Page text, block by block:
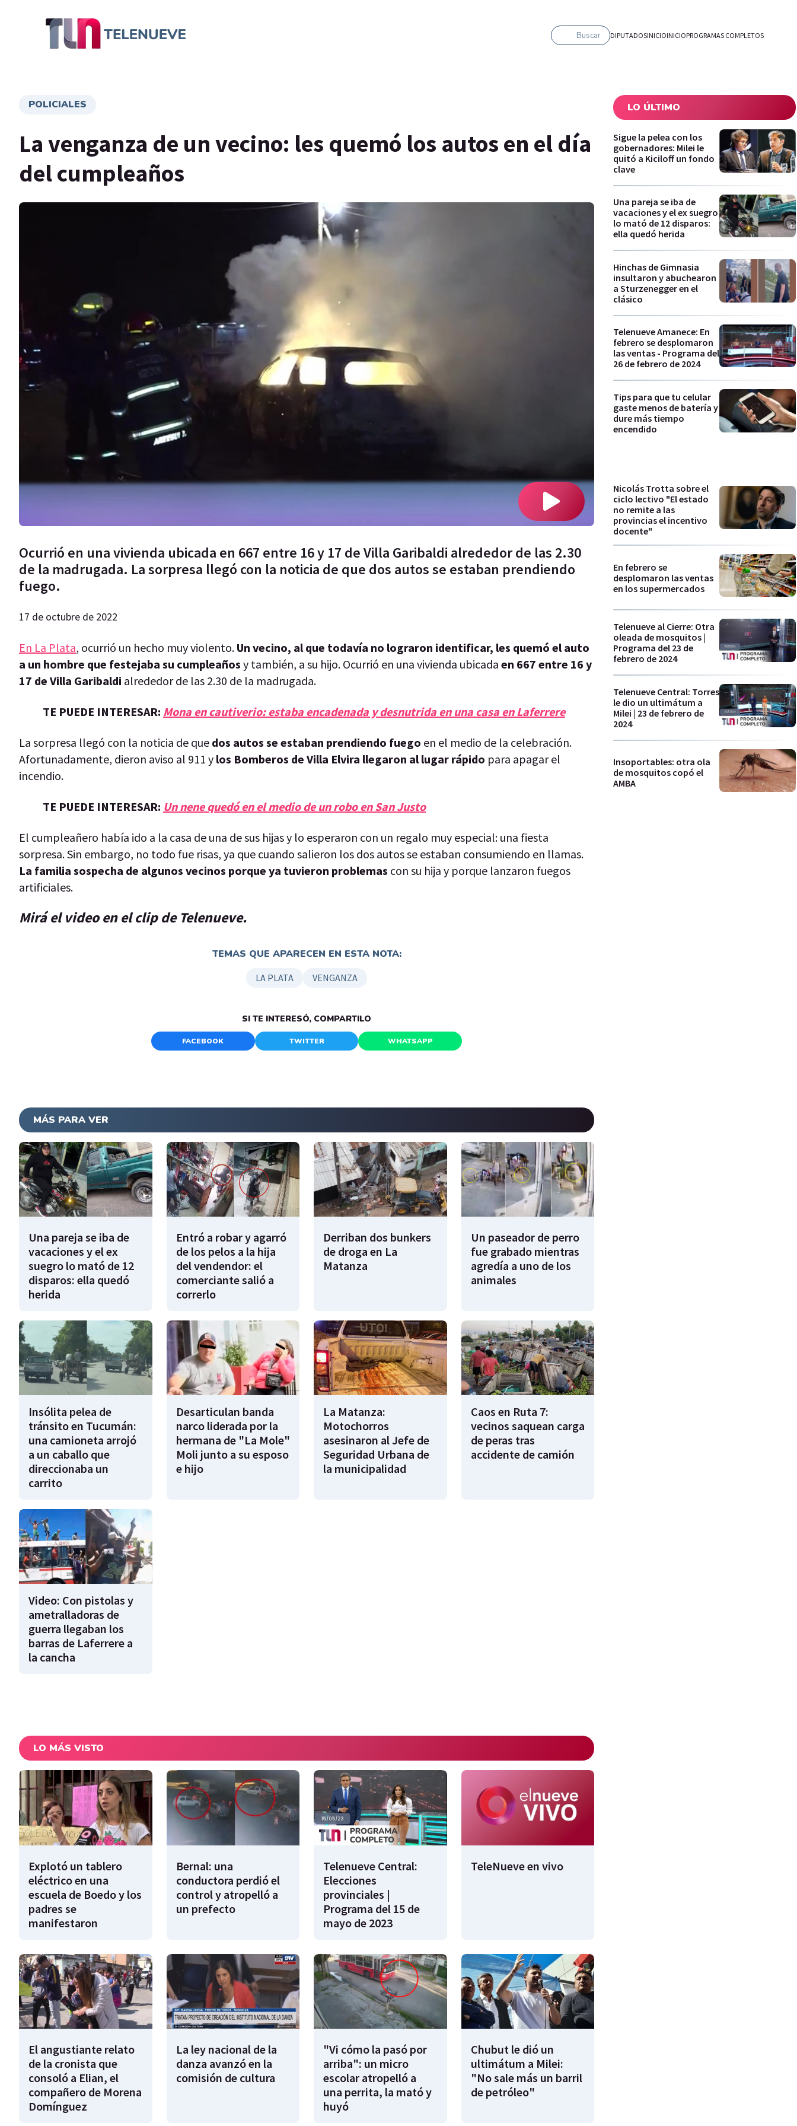
Buscar DIPUTADOSINICIOINICIOPROGRAMAS COMPLETOS
POLICIALES
La venganza de un vecino: les quemó los autos en el día
del cumpleaños
Ocurrió en una vivienda ubicada en 667 entre 16 y 17 de Villa Garibaldi alrededor de las 2.30
de la madrugada. La sorpresa llegó con la noticia de que dos autos se estaban prendiendo
fuego.
17 de octubre de 2022
En La Plata, ocurrió un hecho muy violento. Un vecino, al que todavía no lograron identificar, les quemó el auto
a un hombre que festejaba su cumpleaños y también, a su hijo. Ocurrió en una vivienda ubicada en 667 entre 16 y
17 de Villa Garibaldi alrededor de las 2.30 de la madrugada.
TE PUEDE INTERESAR: Mona en cautiverio: estaba encadenada y desnutrida en una casa en Laferrere
La sorpresa llegó con la noticia de que dos autos se estaban prendiendo fuego en el medio de la celebración.
Afortunadamente, dieron aviso al 911 y los Bomberos de Villa Elvira llegaron al lugar rápido para apagar el
incendio.
TE PUEDE INTERESAR: Un nene quedó en el medio de un robo en San Justo
El cumpleañero había ido a la casa de una de sus hijas y lo esperaron con un regalo muy especial: una fiesta
sorpresa. Sin embargo, no todo fue risas, ya que cuando salieron los dos autos se estaban consumiendo en llamas.
La familia sospecha de algunos vecinos porque ya tuvieron problemas con su hija y porque lanzaron fuegos
artificiales.
Mirá el video en el clip de Telenueve.
TEMAS QUE APARECEN EN ESTA NOTA:
LA PLATA VENGANZA
SI TE INTERESÓ, COMPARTILO
FACEBOOK TWITTER WHATSAPP
MÁS PARA VER
Una pareja se iba de
vacaciones y el ex
suegro lo mató de 12
disparos: ella quedó
herida
Entró a robar y agarró
de los pelos a la hija
del vendendor: el
comerciante salió a
correrlo
Derriban dos bunkers
de droga en La
Matanza
Un paseador de perro
fue grabado mientras
agredía a uno de los
animales
Insólita pelea de
tránsito en Tucumán:
una camioneta arrojó
a un caballo que
direccionaba un
carrito
Desarticulan banda
narco liderada por la
hermana de "La Mole"
Moli junto a su esposo
e hijo
La Matanza:
Motochorros
asesinaron al Jefe de
Seguridad Urbana de
la municipalidad
Caos en Ruta 7:
vecinos saquean carga
de peras tras
accidente de camión
Video: Con pistolas y
ametralladoras de
guerra llegaban los
barras de Laferrere a
la cancha
LO MÁS VISTO
Explotó un tablero
eléctrico en una
escuela de Boedo y los
padres se
manifestaron
Bernal: una
conductora perdió el
control y atropelló a
un prefecto
Telenueve Central:
Elecciones
provinciales |
Programa del 15 de
mayo de 2023
TeleNueve en vivo
El angustiante relato
de la cronista que
consoló a Elian, el
compañero de Morena
Domínguez
La ley nacional de la
danza avanzó en la
comisión de cultura
"Vi cómo la pasó por
arriba": un micro
escolar atropelló a
una perrita, la mató y
huyó
Chubut le dió un
ultimátum a Milei:
"No sale más un barril
de petróleo"
LO ÚLTIMO
Sigue la pelea con los
gobernadores: Milei le
quitó a Kiciloff un fondo
clave
Una pareja se iba de
vacaciones y el ex suegro
lo mató de 12 disparos:
ella quedó herida
Hinchas de Gimnasia
insultaron y abuchearon
a Sturzenegger en el
clásico
Telenueve Amanece: En
febrero se desplomaron
las ventas - Programa del
26 de febrero de 2024
Tips para que tu celular
gaste menos de batería y
dure más tiempo
encendido
Nicolás Trotta sobre el
ciclo lectivo "El estado
no remite a las
provincias el incentivo
docente"
En febrero se
desplomaron las ventas
en los supermercados
Telenueve al Cierre: Otra
oleada de mosquitos |
Programa del 23 de
febrero de 2024
Telenueve Central: Torres
le dio un ultimátum a
Milei | 23 de febrero de
2024
Insoportables: otra ola
de mosquitos copó el
AMBA